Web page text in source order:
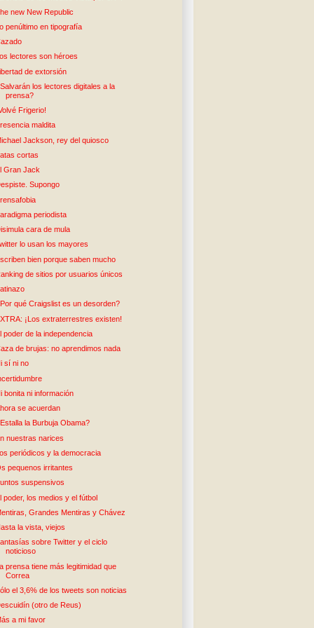
new New Republic
penúltimo en tipografía
Los lectores son héroes
de extorsión
los lectores digitales a la
prensa?
Frigerio!
maldita
Jackson, rey del quiosco
cortas
Gran Jack
Supongo
periodista
cara de mula
lo usan los mayores
bien porque saben mucho
de sitios por usuarios únicos
qué Craigslist es un desorden?
¡Los extraterrestres existen!
poder de la independencia
de brujas: no aprendimos nada
sí ni no
bonita ni información
se acuerdan
la Burbuja Obama?
nuestras narices
periódicos y la democracia
pequenos irritantes
suspensivos
poder, los medios y el fútbol
Grandes Mentiras y Chávez
la vista, viejos
sobre Twitter y el ciclo
noticioso
prensa tiene más legitimidad que
Correa
el 3,6% de los tweets son noticias
(otro de Reus)
a mi favor